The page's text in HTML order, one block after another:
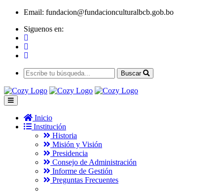
Email: fundacion@fundacionculturalbcb.gob.bo
Siguenos en:
Buscar
Inicio
Institución
Historia
Misión y Visión
Presidencia
Consejo de Administración
Informe de Gestión
Preguntas Frecuentes